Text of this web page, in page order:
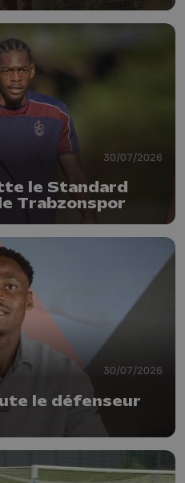
30/07/2026
le Standard
Trabzonspor
30/07/2026
le défenseur